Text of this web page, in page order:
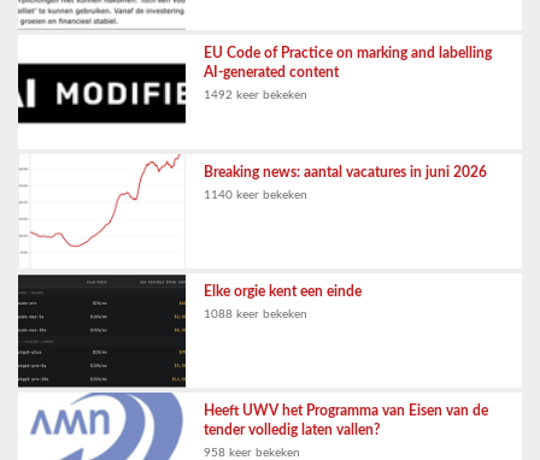
EU Code of Practice on marking and labelling
AI-generated content
1492 keer bekeken
Breaking news: aantal vacatures in juni 2026
1140 keer bekeken
Elke orgie kent een einde
1088 keer bekeken
Heeft UWV het Programma van Eisen van de
tender volledig laten vallen?
958 keer bekeken